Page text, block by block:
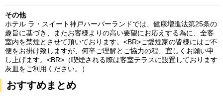
その他
ホテル ラ・スイート神戸ハーバーランドでは、健康増進法第25条の
趣旨に基づき、またお客様よりの高い要望にお応えする為に、全客
室内を禁煙とさせて頂いております。<BR>ご愛煙家の皆様にはご不
便をお掛け致しますが、何卒ご理解とご協力の程、宜しくお願い申
し上げます。<BR>（喫煙される際は客室テラスに設置しております
灰皿をご利用ください。）
おすすめまとめ